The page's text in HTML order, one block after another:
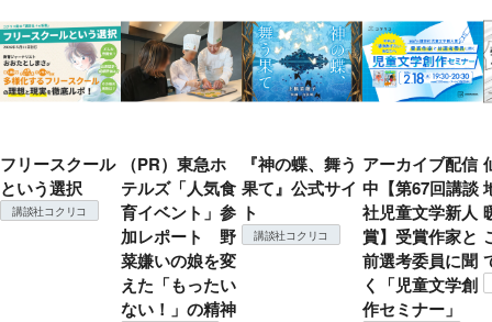
フリースクール
という選択
講談社コクリコ
（PR）東急ホ
テルズ「人気食
育イベント」参
加レポート 野
菜嫌いの娘を変
えた「もったい
ない！」の精神
『神の蝶、舞う
果て』公式サイ
ト
講談社コクリコ
アーカイブ配信
中【第67回講談
社児童文学新人
賞】受賞作家と
前選考委員に聞
く「児童文学創
作セミナー」